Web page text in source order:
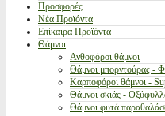
Προσφορές
Νέα Προϊόντα
Επίκαιρα Προϊόντα
Θάμνοι
Ανθοφόροι θάμνοι
Θάμνοι μπορντούρας -
Καρποφόροι θάμνοι -
Θάμνοι σκιάς -
Θάμνοι φυτά